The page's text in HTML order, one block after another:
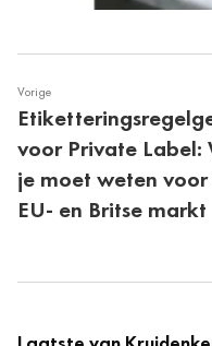
Vorige
voor Private Label:
je moet weten
EU- en Britse markt